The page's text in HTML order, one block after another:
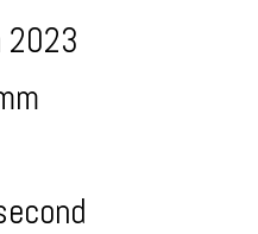
2023